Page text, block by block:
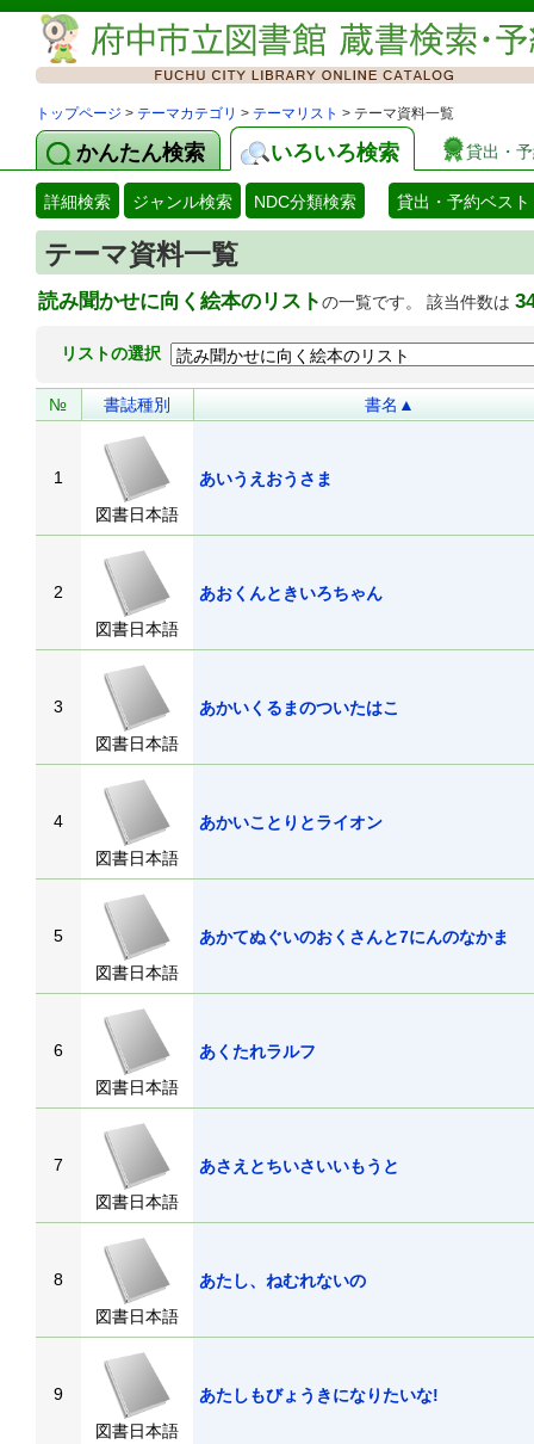
トップページ > テーマカテゴリ > テーマリスト > テーマ資料一覧
かんたん検索 いろいろ検索 貸出・
詳細検索 ジャンル検索 NDC分類検索 貸出・予約ベスト
テーマ資料一覧
読み聞かせに向く絵本のリストの一覧です。 該当件数は
リストの選択
№ 書誌種別 書名▲
1
図書日本語
あいうえおうさま
2
図書日本語
あおくんときいろちゃん
3
図書日本語
あかいくるまのついたはこ
4
図書日本語
あかいことりとライオン
5
図書日本語
あかてぬぐいのおくさんと7にんのなか
6
図書日本語
あくたれラルフ
7
図書日本語
あさえとちいさいいもうと
8
図書日本語
あたし、ねむれないの
9
図書日本語
あたしもびょうきになりたいな!